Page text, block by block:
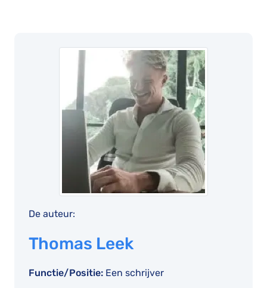
De auteur:
Thomas Leek
Functie/Positie: Een schrijver